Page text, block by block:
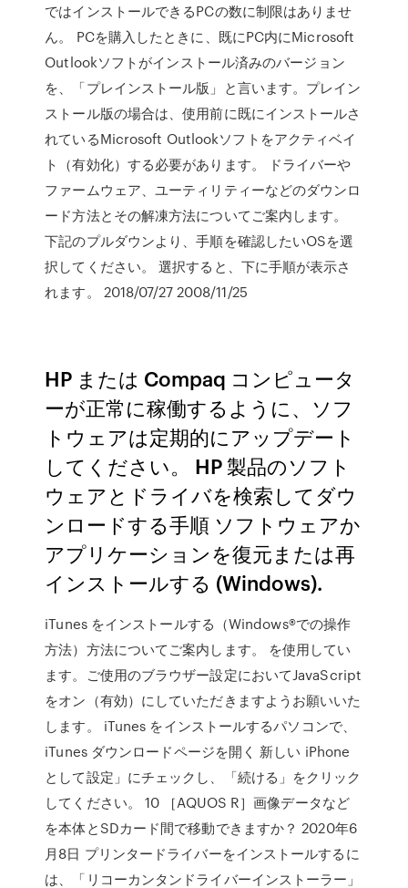
ではインストールできるPCの数に制限はありませ
ん。 PCを購入したときに、既にPC内にMicrosoft
Outlookソフトがインストール済みのバージョン
を、「プレインストール版」と言います。プレイン
ストール版の場合は、使用前に既にインストールさ
れているMicrosoft Outlookソフトをアクティベイ
ト（有効化）する必要があります。 ドライバーや
ファームウェア、ユーティリティーなどのダウンロ
ード方法とその解凍方法についてご案内します。
下記のプルダウンより、手順を確認したいOSを選
択してください。 選択すると、下に手順が表示さ
れます。 2018/07/27 2008/11/25
HP または Compaq コンピュータ
ーが正常に稼働するように、ソフ
トウェアは定期的にアップデート
してください。 HP 製品のソフト
ウェアとドライバを検索してダウ
ンロードする手順 ソフトウェアか
アプリケーションを復元または再
インストールする (Windows).
iTunes をインストールする（Windows®での操作
方法）方法についてご案内します。 を使用してい
ます。ご使用のブラウザー設定においてJavaScript
をオン（有効）にしていただきますようお願いいた
します。 iTunes をインストールするパソコンで、
iTunes ダウンロードページを開く 新しい iPhone
として設定」にチェックし、「続ける」をクリック
してください。 10 ［AQUOS R］画像データなど
を本体とSDカード間で移動できますか？ 2020年6
月8日 プリンタードライバーをインストールするに
は、「リコーカンタンドライバーインストーラー」